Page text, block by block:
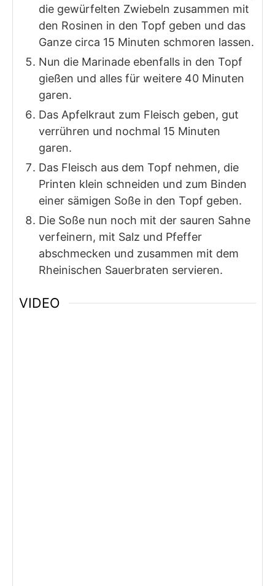
die gewürfelten Zwiebeln zusammen mit
den Rosinen in den Topf geben und das
Ganze circa 15 Minuten schmoren lassen.
Nun die Marinade ebenfalls in den Topf
gießen und alles für weitere 40 Minuten
garen.
Das Apfelkraut zum Fleisch geben, gut
verrühren und nochmal 15 Minuten
garen.
Das Fleisch aus dem Topf nehmen, die
Printen klein schneiden und zum Binden
einer sämigen Soße in den Topf geben.
Die Soße nun noch mit der sauren Sahne
verfeinern, mit Salz und Pfeffer
abschmecken und zusammen mit dem
Rheinischen Sauerbraten servieren.
VIDEO